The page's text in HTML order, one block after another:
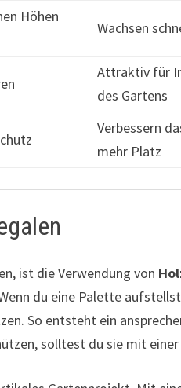
Höhen
Wachsen
Attraktiv für
des Gartens
Verbessern
mehr Platz
ist die Verwendung von
du eine Palette
So entsteht ein
solltest du sie mit einer